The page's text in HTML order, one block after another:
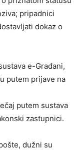
pripadnici
dokaz o
e-Građani,
putem prijave na
putem sustava
zastupnici.
dužni su